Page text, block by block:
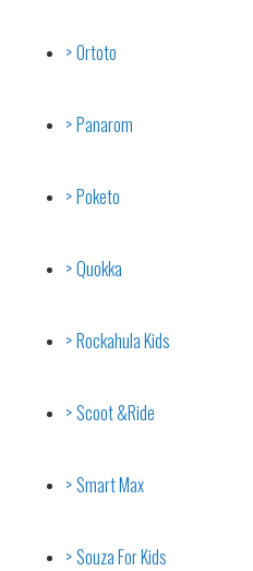
Ortoto
Panarom
Poketo
Quokka
Rockahula Kids
Scoot &Ride
Smart Max
Souza For Kids